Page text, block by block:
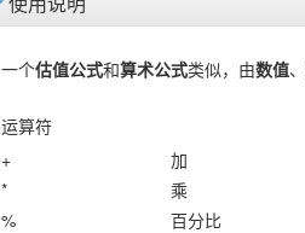
一个估值公式和算术公式类似，由数值、
运算符
+
加
*
乘
%
百分比